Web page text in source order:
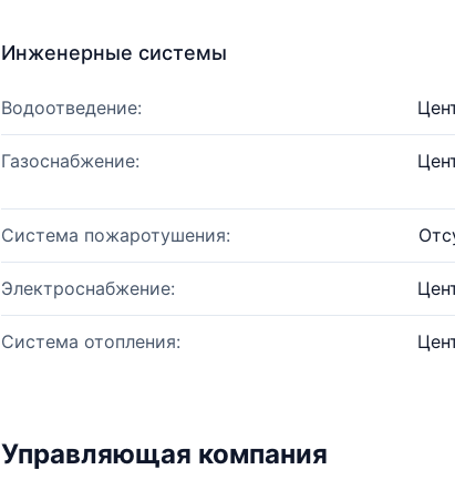
Инженерные системы
Водоотведение:
Газоснабжение:
Система пожаротушения:
Электроснабжение:
Система отопления:
Управляющая компания